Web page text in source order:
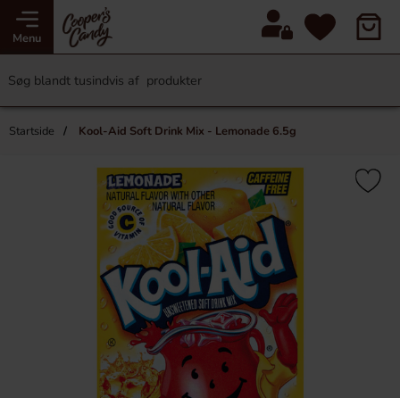
Menu
Startside Kool-Aid Soft Drink Mix - Lemonade 6.5g